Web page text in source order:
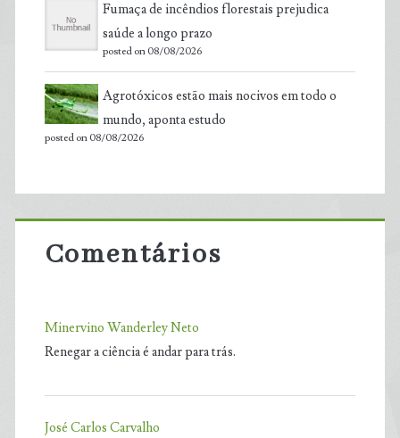
Fumaça de incêndios florestais prejudica
saúde a longo prazo
posted on 08/08/2026
Agrotóxicos estão mais nocivos em todo o
mundo, aponta estudo
posted on 08/08/2026
Comentários
Minervino Wanderley Neto
Renegar a ciência é andar para trás.
José Carlos Carvalho